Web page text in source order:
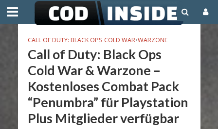
CALL OF DUTY: BLACK OPS COLD WAR•WARZONE
Call of Duty: Black Ops
Cold War & Warzone –
Kostenloses Combat Pack
“Penumbra” für Playstation
Plus Mitglieder verfügbar